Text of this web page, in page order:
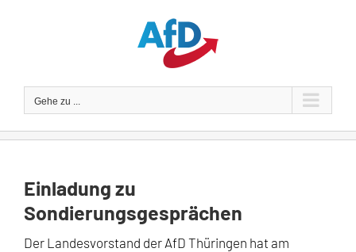
Gehe zu ...
Einladung zu
Sondierungsgesprächen
Der Landesvorstand der AfD Thüringen hat am